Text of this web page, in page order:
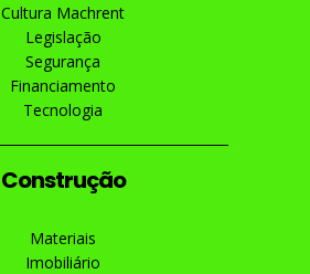
Cultura Machrent
Legislação
Segurança
Financiamento
Tecnologia
Construção
Materiais
Imobiliário